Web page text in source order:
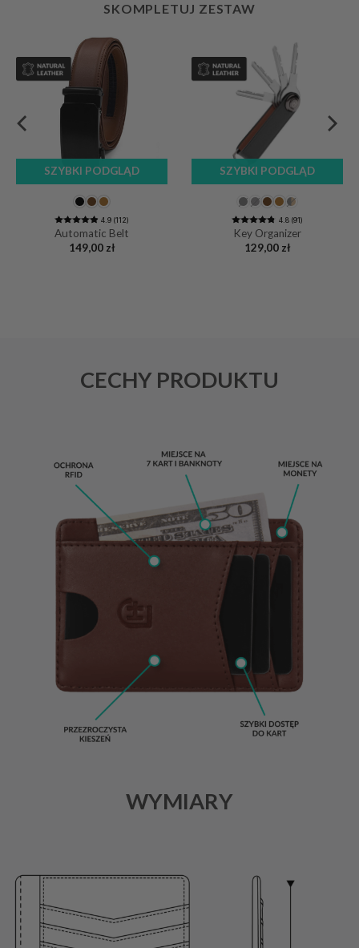
SKOMPLETUJ ZESTAW
SZYBKI PODGLĄD
4.9 (112)
Automatic Belt
149,00 zł
SZYBKI PODGLĄD
4.8 (91)
Key Organizer
129,00 zł
CECHY PRODUKTU
WYMIARY